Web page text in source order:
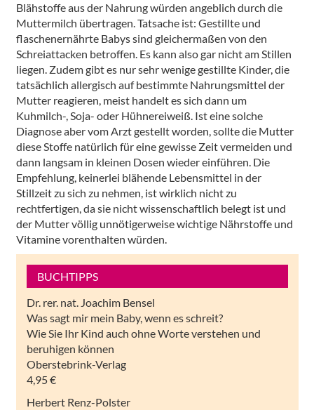
Blähstoffe aus der Nahrung würden angeblich durch die
Muttermilch übertragen. Tatsache ist: Gestillte und
flaschenernährte Babys sind gleichermaßen von den
Schreiattacken betroffen. Es kann also gar nicht am Stillen
liegen. Zudem gibt es nur sehr wenige gestillte Kinder, die
tatsächlich allergisch auf bestimmte Nahrungsmittel der
Mutter reagieren, meist handelt es sich dann um
Kuhmilch-, Soja- oder Hühnereiweiß. Ist eine solche
Diagnose aber vom Arzt gestellt worden, sollte die Mutter
diese Stoffe natürlich für eine gewisse Zeit vermeiden und
dann langsam in kleinen Dosen wieder einführen. Die
Empfehlung, keinerlei blähende Lebensmittel in der
Stillzeit zu sich zu nehmen, ist wirklich nicht zu
rechtfertigen, da sie nicht wissenschaftlich belegt ist und
der Mutter völlig unnötigerweise wichtige Nährstoffe und
Vitamine vorenthalten würden.
BUCHTIPPS
Dr. rer. nat. Joachim Bensel
Was sagt mir mein Baby, wenn es schreit?
Wie Sie Ihr Kind auch ohne Worte verstehen und
beruhigen können
Oberstebrink-Verlag
4,95 €
Herbert Renz-Polster